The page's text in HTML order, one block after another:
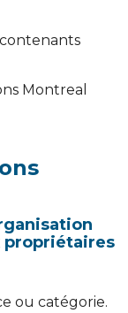
contenants
Montreal
propriétaires
ou catégorie.